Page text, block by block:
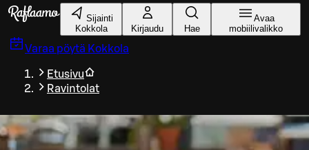
Siirry pääsisältöön
Sijainti
Kokkola
Kirjaudu Hae
Avaa
mobiilivalikko
Varaa pöytä Kokkola
Etusivu
Ravintolat